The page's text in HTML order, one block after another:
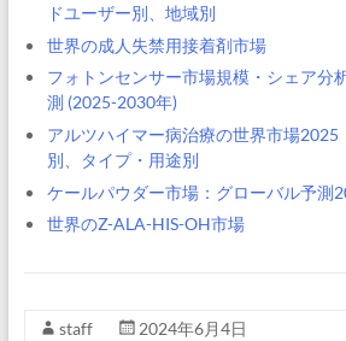
ドユーザー別、地域別
世界の成人失禁用接着剤市場
フォトンセンサー市場規模・シェア分
測 (2025-2030年)
アルツハイマー病治療の世界市場2025
別、タイプ・用途別
ケールパウダー市場：グローバル予測
世界のZ-ALA-HIS-OH市場
staff
2024年6月4日